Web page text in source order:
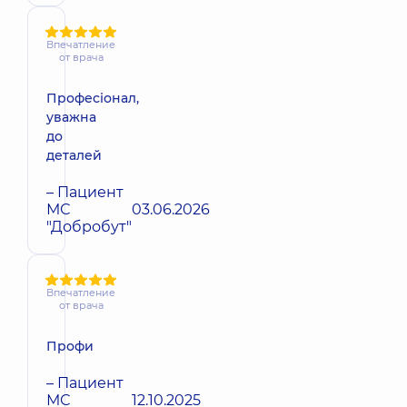
Впечатление
от врача
Професіонал,
уважна
до
деталей
– Пациент
МС
"Добробут"
03.06.2026
Впечатление
от врача
Профи
– Пациент
МС
12.10.2025